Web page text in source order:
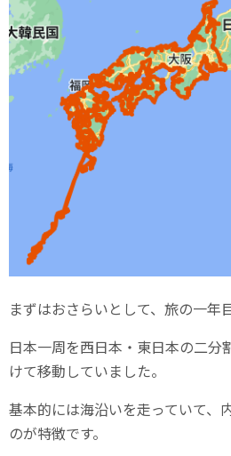
まずはおさらいとして、旅の一年
日本一周を西日本・東日本の二分
けて移動していました。
基本的には海沿いを走っていて、
のが特徴です。